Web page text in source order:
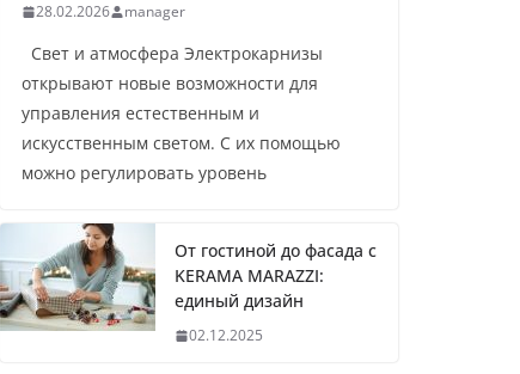
28.02.2026 manager
Свет и атмосфера Электрокарнизы
открывают новые возможности для
управления естественным и
искусственным светом. С их помощью
можно регулировать уровень
От гостиной до фасада с
KERAMA MARAZZI:
единый дизайн
02.12.2025